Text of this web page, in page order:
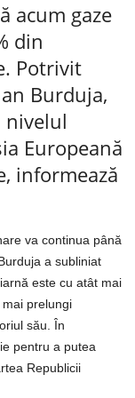
acum gaze
din
Potrivit
Burduja,
nivelul
Europeană
informează
va continua până
a subliniat
este cu atât mai
prelungi
său. În
pentru a putea
Republicii